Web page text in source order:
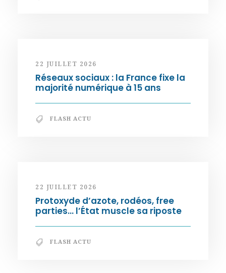
22 JUILLET 2026
Réseaux sociaux : la France fixe la
majorité numérique à 15 ans
FLASH ACTU
22 JUILLET 2026
Protoxyde d’azote, rodéos, free
parties… l’État muscle sa riposte
FLASH ACTU